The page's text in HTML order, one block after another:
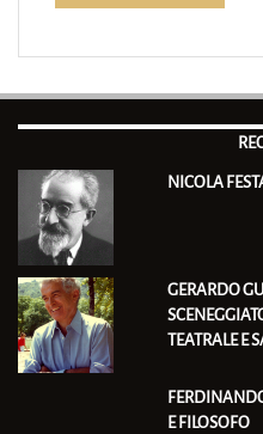
NICOLA
GERARDO
TEATRALE E
E FILOSOFO